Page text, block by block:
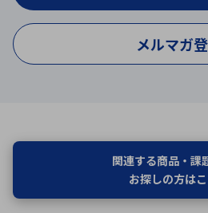
メルマガ
関連する商品・課
お探しの方は